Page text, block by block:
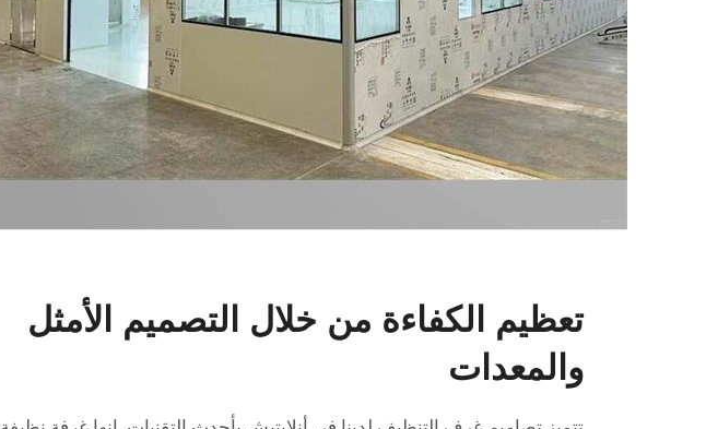
تعظيم الكفاءة من خلال التصميم الأمثل
والمعدات